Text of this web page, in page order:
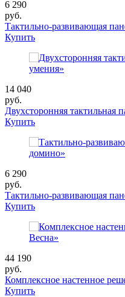
6 290
руб.
Тактильно-развивающая
Купить
14 040
руб.
Двухсторонняя тактильная
Купить
6 290
руб.
Тактильно-развивающая
Купить
44 190
руб.
Комплексное настенное
Купить